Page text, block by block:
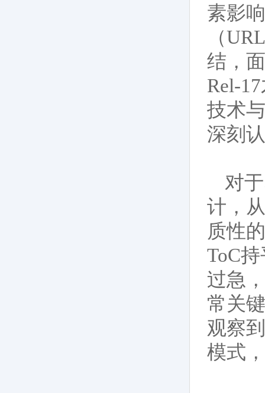
素影
（
结，
Rel-
技术
深刻
对
计，
质性
ToC
过急
常关
观察
模式